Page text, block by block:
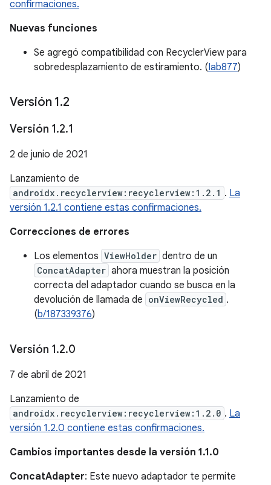
confirmaciones.
Nuevas funciones
Se agregó compatibilidad con RecyclerView para
sobredesplazamiento de estiramiento. (Iab877)
Versión 1.2
Versión 1.2.1
2 de junio de 2021
Lanzamiento de
androidx.recyclerview:recyclerview:1.2.1 . La
versión 1.2.1 contiene estas confirmaciones.
Correcciones de errores
Los elementos ViewHolder dentro de un
ConcatAdapter ahora muestran la posición
correcta del adaptador cuando se busca en la
devolución de llamada de onViewRecycled .
(b/187339376)
Versión 1.2.0
7 de abril de 2021
Lanzamiento de
androidx.recyclerview:recyclerview:1.2.0 . La
versión 1.2.0 contiene estas confirmaciones.
Cambios importantes desde la versión 1.1.0
ConcatAdapter: Este nuevo adaptador te permite